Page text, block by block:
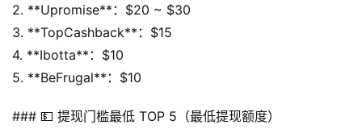
2. **Upromise**：$20 ~ $30
3. **TopCashback**：$15
4. **Ibotta**：$10
5. **BeFrugal**：$10
### 💵 提现门槛最低 TOP 5（最低提现额度）